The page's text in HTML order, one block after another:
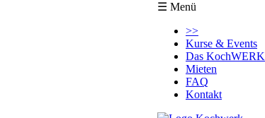
☰ Menü
überspringen
>>
Kurse & Events
Das KochWERK
Mieten
FAQ
Kontakt